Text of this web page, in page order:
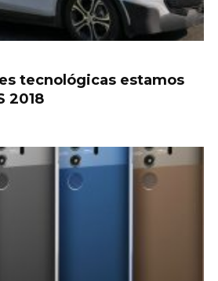
tecnológicas estamos
2018